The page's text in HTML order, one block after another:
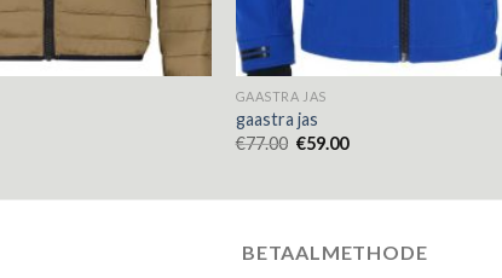
GAASTRA JAS
gaastra jas
€77.00 €59.00
BETAALMETHODE